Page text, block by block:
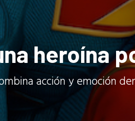
heroína
acción y emoción